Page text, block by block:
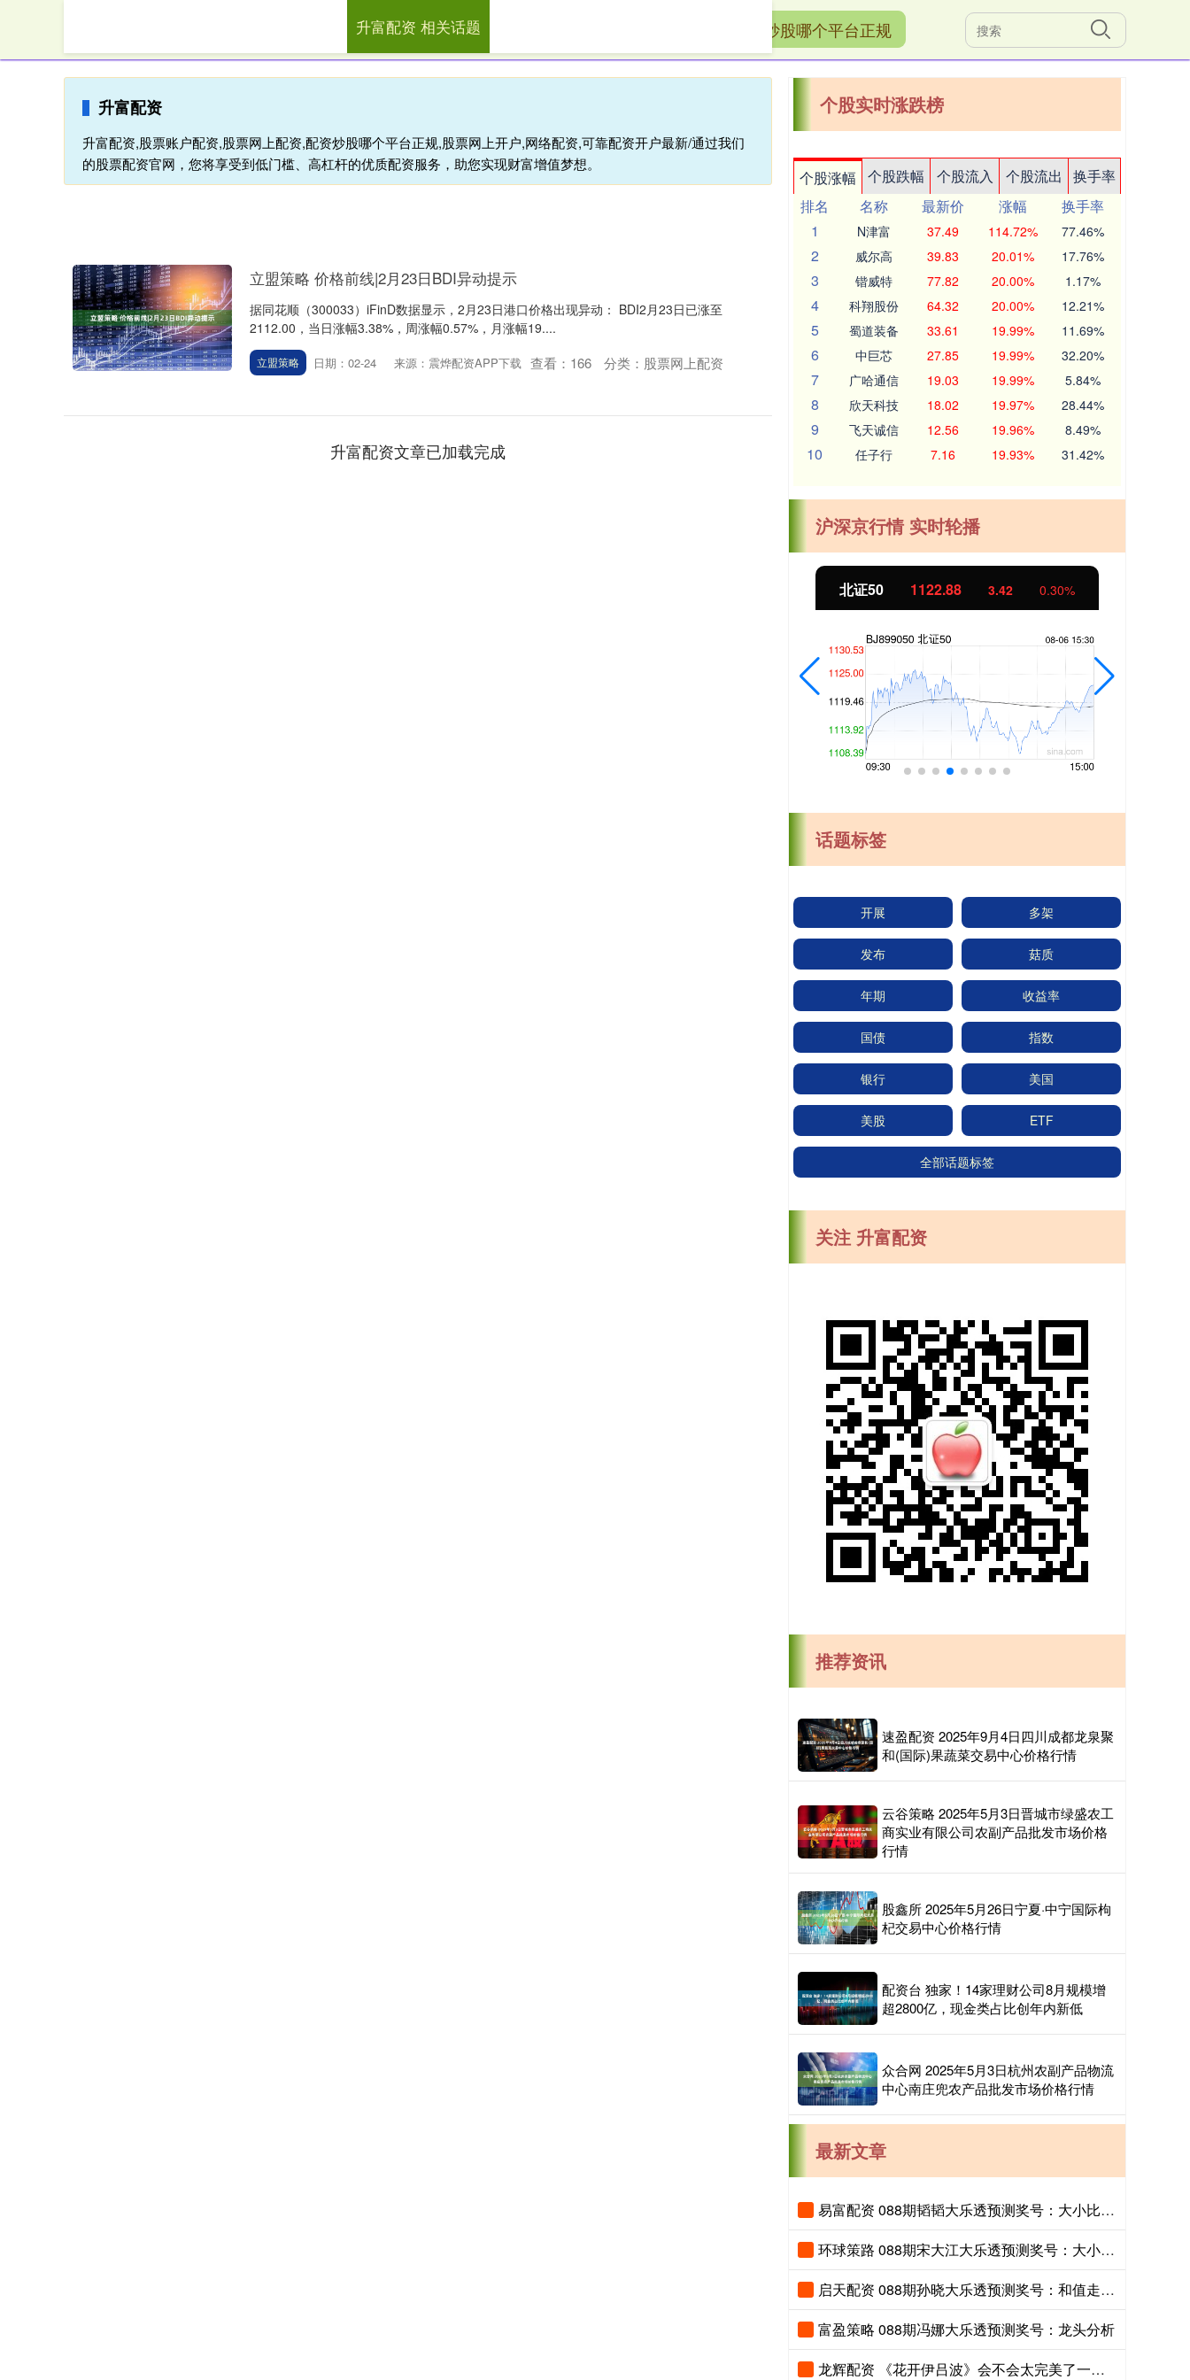
升富配资 股票账户配资 配资炒股哪个平台正规
升富配资
升富配资,股票账户配资,股票网上配资,配资炒股哪个平台正规,股票网上开户,网络配资,可靠配资开户最新/通过我们
的股票配资官网，您将享受到低门槛、高杠杆的优质配资服务，助您实现财富增值梦想。
升富配资 相关话题
立盟策略 价格前线|2月23日BDI异动提示
据同花顺（300033）iFinD数据显示，2月23日港口价格出现异动： BDI2月23日已涨至
2112.00，当日涨幅3.38%，周涨幅0.57%，月涨幅19....
立盟策略 日期：02-24 来源：震烨配资APP下载 查看： 166 分类： 股票网上配资
升富配资文章已加载完成
个股实时涨跌榜
个股涨幅 个股跌幅 个股流入 个股流出
换手率
排名
名称 最新价 涨幅
换手率
1
N津富 37.49 114.72% 77.46%
2 威尔高 39.83 20.01% 17.76%
3 锴威特 77.82 20.00% 1.17%
4 科翔股份 64.32 20.00% 12.21%
5 蜀道装备 33.61 19.99% 11.69%
6 中巨芯 27.85 19.99% 32.20%
7 广哈通信 19.03 19.99% 5.84%
8 欣天科技 18.02 19.97% 28.44%
9 飞天诚信 12.56 19.96% 8.49%
10 任子行 7.16 19.93% 31.42%
沪深京行情 实时轮播
北证50 1122.88 3.42 0.30%
话题标签
开展 多架
发布 菇质
年期 收益率
国债 指数
银行 美国
美股 ETF
全部话题标签
关注 升富配资
推荐资讯
速盈配资 2025年9月4日四川成都龙泉聚
和(国际)果蔬菜交易中心价格行情
云谷策略 2025年5月3日晋城市绿盛农工
商实业有限公司农副产品批发市场价格
行情
股鑫所 2025年5月26日宁夏·中宁国际枸
杞交易中心价格行情
配资台 独家！14家理财公司8月规模增
超2800亿，现金类占比创年内新低
众合网 2025年5月3日杭州农副产品物流
中心南庄兜农产品批发市场价格行情
最新文章
易富配资 088期韬韬大乐透预测奖号：大小比分析
环球策路 088期宋大江大乐透预测奖号：大小比分析
启天配资 088期孙晓大乐透预测奖号：和值走势分析
富盈策略 088期冯娜大乐透预测奖号：龙头分析
龙辉配资 《花开伊吕波》会不会太完美了一点？